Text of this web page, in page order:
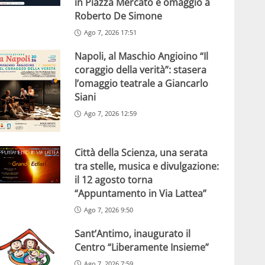
Roberto De Simone
Ago 7, 2026 17:51
Napoli, al Maschio Angioino “Il
coraggio della verità”: stasera
l’omaggio teatrale a Giancarlo
Siani
Ago 7, 2026 12:59
Città della Scienza, una serata
tra stelle, musica e divulgazione:
il 12 agosto torna
“Appuntamento in Via Lattea”
Ago 7, 2026 9:50
Sant’Antimo, inaugurato il
Centro “Liberamente Insieme”